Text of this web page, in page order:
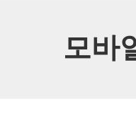
모바